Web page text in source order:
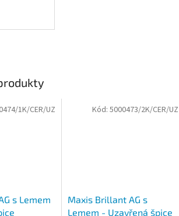
s Lemem
1K/CER/UZ
Maxis Brillant AG s
Lemem - Uzavřená špice
Kód: 5000473/2K/CER/UZ